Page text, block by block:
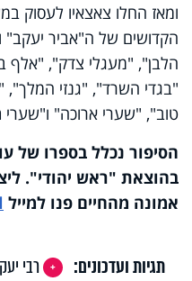
ומאז החלו צאצאיו לעסוק
הקדושים של ה"אביר יעקב"
הלבן", "מעגלי צדק", "אלף
"בגדי השרד", "גנזי המלך",
טוב", "שערי ארוכה"
הסיפור נכלל בספרו של
בהוצאת "ראש יהודי".
אמונה מהחיים פנו למייל
תגיות ועדכונים: רבי